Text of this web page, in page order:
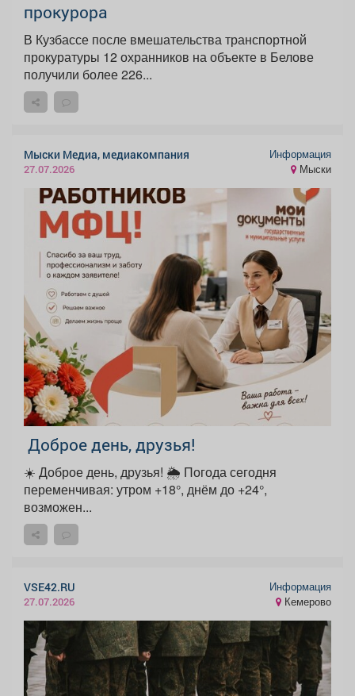
прокурора
В Кузбассе после вмешательства транспортной
прокуратуры 12 охранников на объекте в Белове
получили более 226...
Мыски Медиа, медиакомпания
27.07.2026
Информация
Мыски
️ Доброе день, друзья!
☀️ Доброе день, друзья! 🌦 Погода сегодня
переменчивая: утром +18°, днём до +24°,
возможен...
VSE42.RU
27.07.2026
Информация
Кемерово